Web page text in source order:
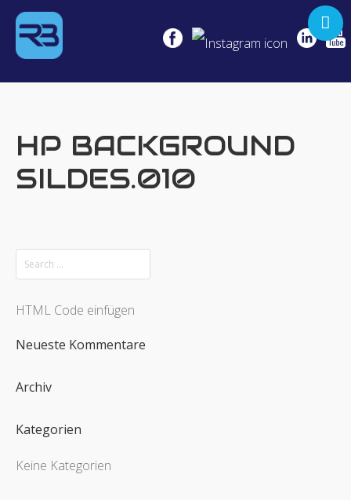
NO LEGS
NO LIMITS!
HP BACKGROUND
SILDES.010
HTML Code einfügen
Neueste Kommentare
Archiv
Kategorien
Keine Kategorien